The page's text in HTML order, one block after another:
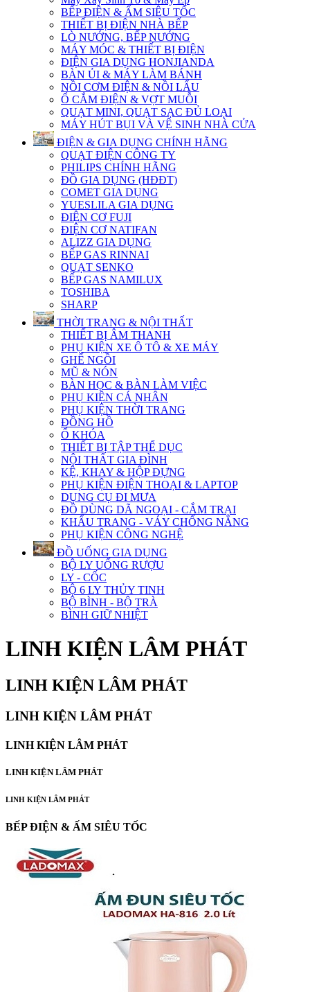
BẾP ĐIỆN & ẤM SIÊU TỐC
THIẾT BỊ ĐIỆN NHÀ BẾP
LÒ NƯỚNG, BẾP NƯỚNG
MÁY MÓC & THIẾT BỊ ĐIỆN
ĐIỆN GIA DỤNG HONJIANDA
BÀN ỦI & MÁY LÀM BÁNH
NỒI CƠM ĐIỆN & NỒI LẨU
Ổ CẮM ĐIỆN & VỢT MUỖI
QUẠT MINI, QUẠT SẠC ĐỦ LOẠI
MÁY HÚT BỤI VÀ VỆ SINH NHÀ CỬA
ĐIỆN & GIA DỤNG CHÍNH HÃNG
QUẠT ĐIỆN CÔNG TY
PHILIPS CHÍNH HÃNG
ĐỒ GIA DỤNG (HĐĐT)
COMET GIA DỤNG
YUESLILA GIA DỤNG
ĐIỆN CƠ FUJI
ĐIỆN CƠ NATIFAN
ALIZZ GIA DỤNG
BẾP GAS RINNAI
QUẠT SENKO
BẾP GAS NAMILUX
TOSHIBA
SHARP
THỜI TRANG & NỘI THẤT
THIẾT BỊ ÂM THANH
PHỤ KIỆN XE Ô TÔ & XE MÁY
GHẾ NGỒI
MŨ & NÓN
BÀN HỌC & BÀN LÀM VIỆC
PHỤ KIỆN CÁ NHÂN
PHỤ KIỆN THỜI TRANG
ĐỒNG HỒ
Ổ KHÓA
THIẾT BỊ TẬP THỂ DỤC
NỘI THẤT GIA ĐÌNH
KỆ, KHAY & HỘP ĐỰNG
PHỤ KIỆN ĐIỆN THOẠI & LAPTOP
DỤNG CỤ ĐI MƯA
ĐỒ DÙNG DÃ NGOẠI - CẮM TRẠI
KHẨU TRANG - VÁY CHỐNG NẮNG
PHỤ KIỆN CÔNG NGHỆ
ĐỒ UỐNG GIA DỤNG
BỘ LY UỐNG RƯỢU
LY - CỐC
BỘ 6 LY THỦY TINH
BỘ BÌNH - BỘ TRÀ
BÌNH GIỮ NHIỆT
LINH KIỆN LÂM PHÁT
LINH KIỆN LÂM PHÁT
LINH KIỆN LÂM PHÁT
LINH KIỆN LÂM PHÁT
LINH KIỆN LÂM PHÁT
LINH KIỆN LÂM PHÁT
BẾP ĐIỆN & ẤM SIÊU TỐC